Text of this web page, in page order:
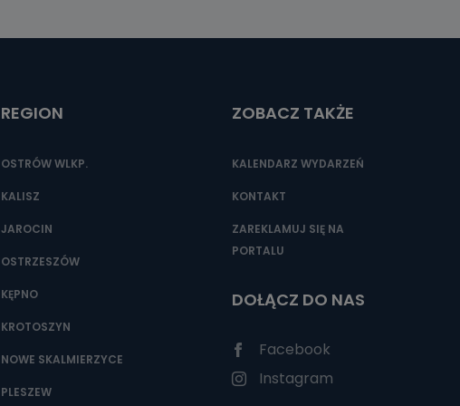
REGION
OSTRÓW WLKP.
KALISZ
JAROCIN
OSTRZESZÓW
KĘPNO
KROTOSZYN
NOWE SKALMIERZYCE
PLESZEW
ZOBACZ TAKŻE
KALENDARZ WYDARZEŃ
KONTAKT
ZAREKLAMUJ SIĘ NA
PORTALU
DOŁĄCZ DO NAS
Facebook
Instagram